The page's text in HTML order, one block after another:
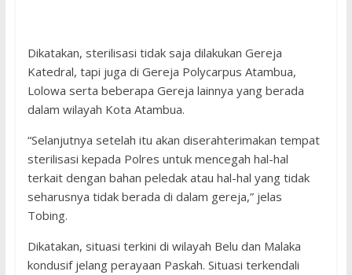
Dikatakan, sterilisasi tidak saja dilakukan Gereja
Katedral, tapi juga di Gereja Polycarpus Atambua,
Lolowa serta beberapa Gereja lainnya yang berada
dalam wilayah Kota Atambua.
“Selanjutnya setelah itu akan diserahterimakan tempat
sterilisasi kepada Polres untuk mencegah hal-hal
terkait dengan bahan peledak atau hal-hal yang tidak
seharusnya tidak berada di dalam gereja,” jelas
Tobing.
Dikatakan, situasi terkini di wilayah Belu dan Malaka
kondusif jelang perayaan Paskah. Situasi terkendali